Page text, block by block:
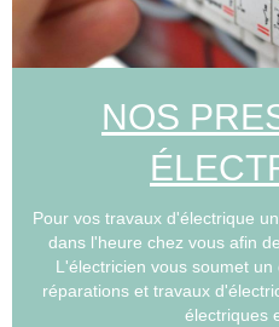
NOS
Pour vos travaux d'électrique
dans l'heure chez vous afin
L'électricien vous soumet
réparations et travaux
électriques